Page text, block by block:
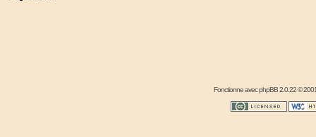
Fonctionne avecphpBB2.0.22 ©